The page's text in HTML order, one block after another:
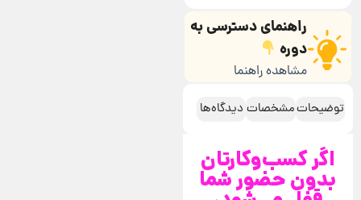
راهنمای دسترسی به
دوره
مشاهده راهنما
توضیحاتمشخصات دیدگاه‌ها
اگر کسب‌وکارتان
بدون حضور شما